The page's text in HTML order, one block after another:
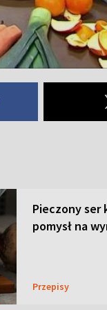
Pieczony ser
pomysł na
Przepisy